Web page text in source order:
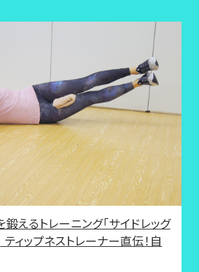
えるトレーニング「サイドレッグ
ィップネストレーナー直伝！自